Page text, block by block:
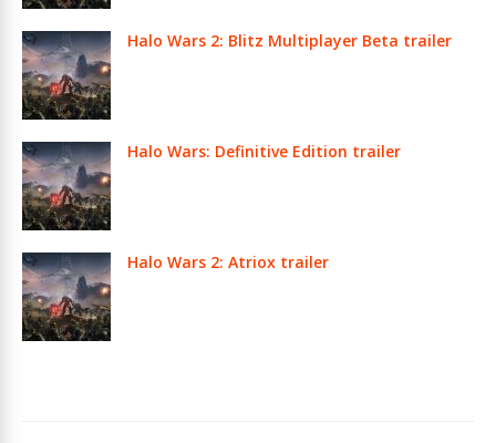
Halo Wars 2: Blitz Multiplayer Beta trailer
Halo Wars: Definitive Edition trailer
Halo Wars 2: Atriox trailer